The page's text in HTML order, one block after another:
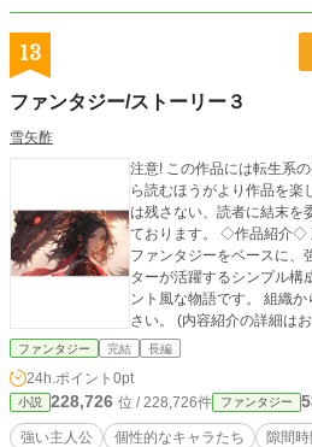
13
ファンタジー/ストーリー３
雪矢酢
注意! この作品には転生系
ら読むほうがより作品を楽
は残さない、読者に結末を
ております。 ◇作品紹介◇ 魔法剣士が主人公のお話です。
ファンタジーをベースに、
ターが活躍するシンプル構
ント風な物語です。 組織
さい。 (内容紹介の詳細はお手数ですが第一期をご覧下さい)
※誤字脱字は可能な限りチ
表紙:イラストAC
ファンタジー 完結 長編
24h.ポイント 0pt
小説 228,726 位 / 228,726件 ファンタジー
強い主人公 個性的なキャラたち 隙間